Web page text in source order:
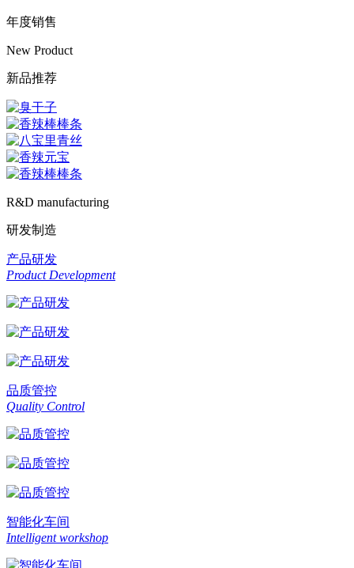
年度销售
New Product
新品推荐
R&D manufacturing
研发制造
产品研发
Product Development
品质管控
Quality Control
智能化车间
Intelligent workshop